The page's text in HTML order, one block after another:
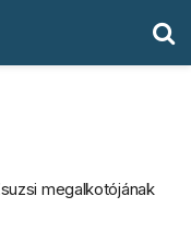
megalkotójának